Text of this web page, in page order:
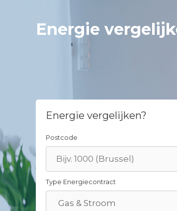
Energie
Energie vergelijken?
Postcode
Type Energiecontract